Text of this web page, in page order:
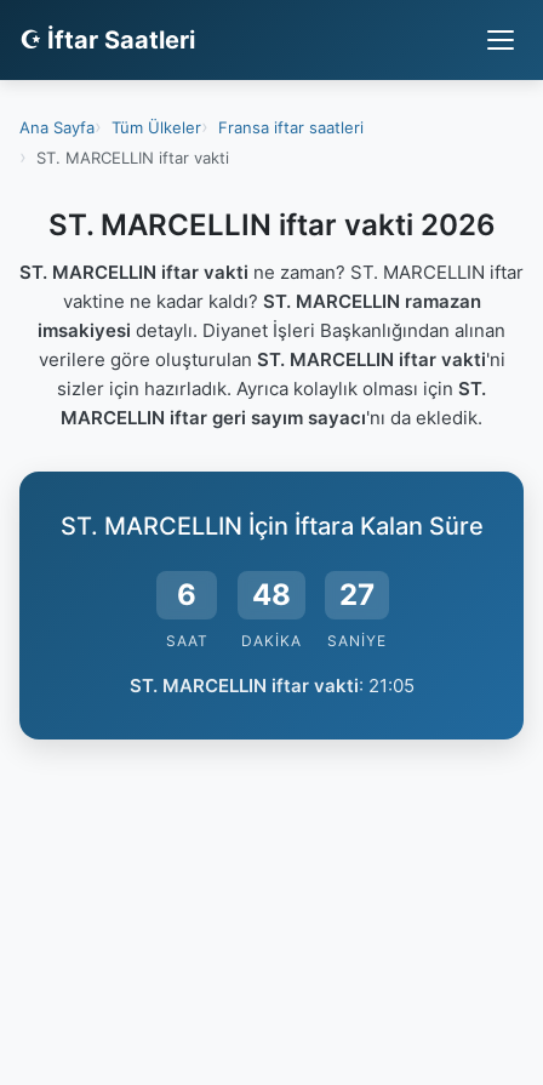
☪ İftar Saatleri
Ana Sayfa Tüm Ülkeler
Fransa iftar saatleri
ST. MARCELLIN iftar vakti
ST. MARCELLIN iftar vakti 2026
ST. MARCELLIN iftar vakti ne zaman? ST. MARCELLIN iftar
vaktine ne kadar kaldı? ST. MARCELLIN ramazan
imsakiyesi detaylı. Diyanet İşleri Başkanlığından alınan
verilere göre oluşturulan ST. MARCELLIN iftar vakti'ni
sizler için hazırladık. Ayrıca kolaylık olması için ST.
MARCELLIN iftar geri sayım sayacı'nı da ekledik.
ST. MARCELLIN İçin İftara Kalan Süre
6
SAAT
48
DAKIKA
26
SANIYE
ST. MARCELLIN iftar vakti: 21:05